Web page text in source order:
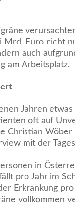
Euro nicht
auch
am Arbeitsplatz.
Jahren
oft auf
Christian
mit der
in
pro Jahr im
Erkrankung
vollkommen